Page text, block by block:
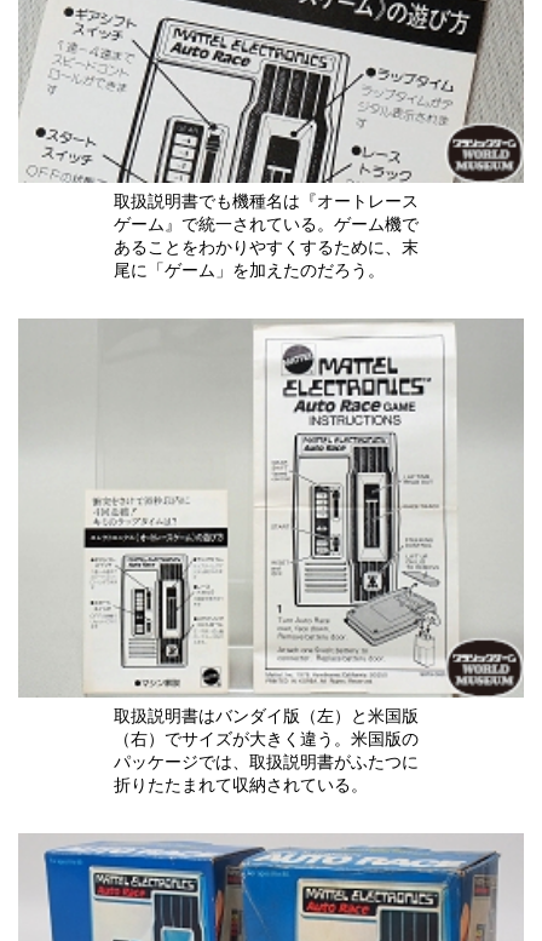
取扱説明書でも機種名は『オートレース
ゲーム』で統一されている。ゲーム機で
あることをわかりやすくするために、末
尾に「ゲーム」を加えたのだろう。
取扱説明書はバンダイ版（左）と米国版
（右）でサイズが大きく違う。米国版の
パッケージでは、取扱説明書がふたつに
折りたたまれて収納されている。